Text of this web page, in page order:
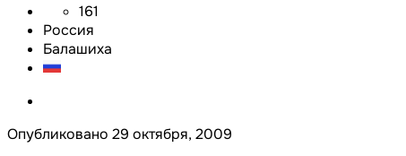
161
Россия
Балашиха
Опубликовано 29 октября, 2009